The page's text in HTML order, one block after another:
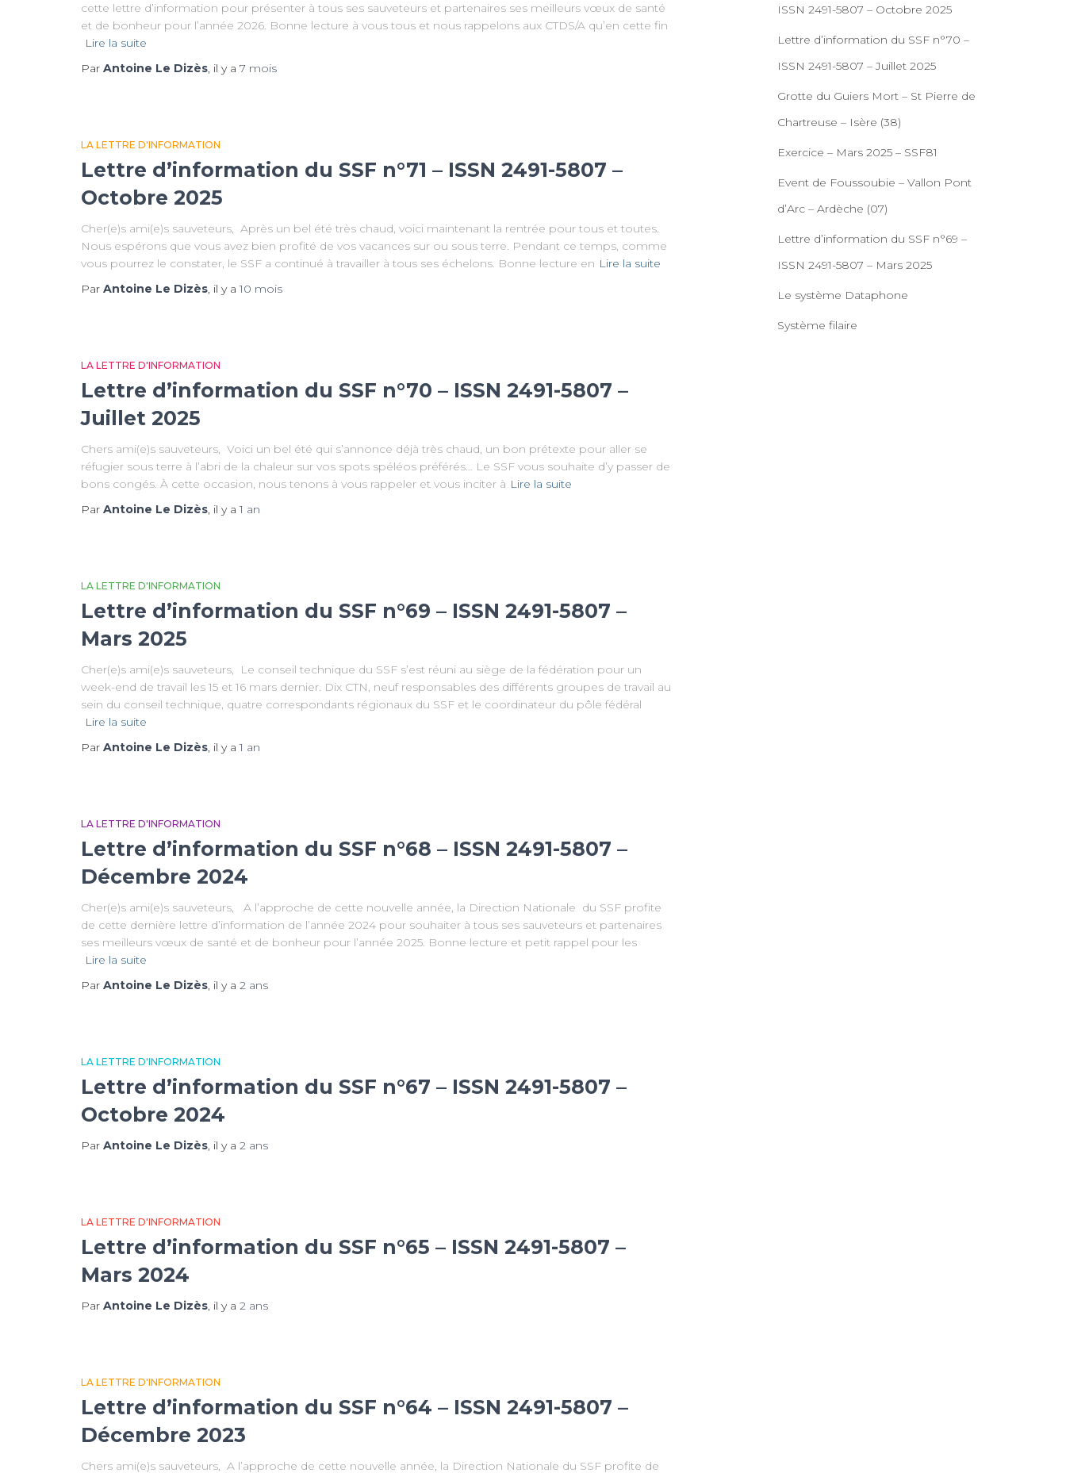
cette lettre d’information pour présenter à tous ses sauveteurs et partenaires ses meilleurs vœux de santé
et de bonheur pour l’année 2026. Bonne lecture à vous tous et nous rappelons aux CTDS/A qu’en cette fin
Lire la suite
Par Antoine Le Dizès, il y a 7 mois
LA LETTRE D'INFORMATION
Lettre d’information du SSF n°71 – ISSN 2491-5807 –
Octobre 2025
Cher(e)s ami(e)s sauveteurs, Après un bel été très chaud, voici maintenant la rentrée pour tous et toutes.
Nous espérons que vous avez bien profité de vos vacances sur ou sous terre. Pendant ce temps, comme
vous pourrez le constater, le SSF a continué à travailler à tous ses échelons. Bonne lecture en Lire la suite
Par Antoine Le Dizès, il y a10 mois
LA LETTRE D'INFORMATION
Lettre d’information du SSF n°70 – ISSN 2491-5807 –
Juillet 2025
Chers ami(e)s sauveteurs, Voici un bel été qui s’annonce déjà très chaud, un bon prétexte pour aller se
réfugier sous terre à l’abri de la chaleur sur vos spots spéléos préférés… Le SSF vous souhaite d’y passer de
bons congés. À cette occasion, nous tenons à vous rappeler et vous inciter à Lire la suite
Par Antoine Le Dizès, il y a1 an
LA LETTRE D'INFORMATION
Lettre d’information du SSF n°69 – ISSN 2491-5807 –
Mars 2025
Cher(e)s ami(e)s sauveteurs, Le conseil technique du SSF s’est réuni au siège de la fédération pour un
week-end de travail les 15 et 16 mars dernier. Dix CTN, neuf responsables des différents groupes de travail au
sein du conseil technique, quatre correspondants régionaux du SSF et le coordinateur du pôle fédéral
Lire la suite
Par Antoine Le Dizès, il y a1 an
LA LETTRE D'INFORMATION
Lettre d’information du SSF n°68 – ISSN 2491-5807 –
Décembre 2024
Cher(e)s ami(e)s sauveteurs, A l’approche de cette nouvelle année, la Direction Nationale du SSF profite
de cette dernière lettre d’information de l’année 2024 pour souhaiter à tous ses sauveteurs et partenaires
ses meilleurs vœux de santé et de bonheur pour l’année 2025. Bonne lecture et petit rappel pour les
Lire la suite
Par Antoine Le Dizès, il y a 2 ans
LA LETTRE D'INFORMATION
Lettre d’information du SSF n°67 – ISSN 2491-5807 –
Octobre 2024
Par Antoine Le Dizès, il y a 2 ans
LA LETTRE D'INFORMATION
Lettre d’information du SSF n°65 – ISSN 2491-5807 –
Mars 2024
Par Antoine Le Dizès, il y a 2 ans
LA LETTRE D'INFORMATION
Lettre d’information du SSF n°64 – ISSN 2491-5807 –
Décembre 2023
Chers ami(e)s sauveteurs, A l’approche de cette nouvelle année, la Direction Nationale du SSF profite de
ISSN 2491-5807 – Octobre 2025
Lettre d’information du SSF n°70 –
ISSN 2491-5807 – Juillet 2025
Grotte du Guiers Mort – St Pierre de
Chartreuse – Isère (38)
Exercice – Mars 2025 – SSF81
Event de Foussoubie – Vallon Pont
d’Arc – Ardèche (07)
Lettre d’information du SSF n°69 –
ISSN 2491-5807 – Mars 2025
Le système Dataphone
Système filaire